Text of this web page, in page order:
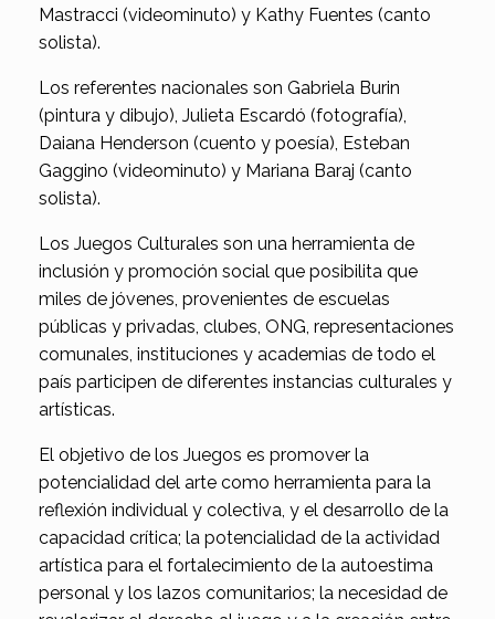
Mastracci (videominuto) y Kathy Fuentes (canto
solista).
Los referentes nacionales son Gabriela Burin
(pintura y dibujo), Julieta Escardó (fotografía),
Daiana Henderson (cuento y poesía), Esteban
Gaggino (videominuto) y Mariana Baraj (canto
solista).
Los Juegos Culturales son una herramienta de
inclusión y promoción social que posibilita que
miles de jóvenes, provenientes de escuelas
públicas y privadas, clubes, ONG, representaciones
comunales, instituciones y academias de todo el
país participen de diferentes instancias culturales y
artísticas.
El objetivo de los Juegos es promover la
potencialidad del arte como herramienta para la
reflexión individual y colectiva, y el desarrollo de la
capacidad crítica; la potencialidad de la actividad
artística para el fortalecimiento de la autoestima
personal y los lazos comunitarios; la necesidad de